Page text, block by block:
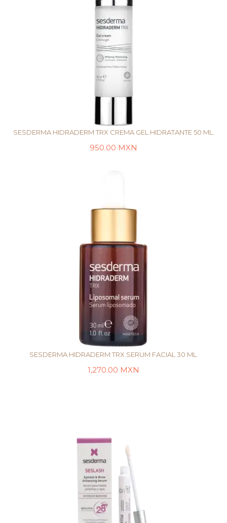
SESDERMA HIDRADERM TRX CREMA GEL HIDRATANTE 50 ML.
950.00 MXN
SESDERMA HIDRADERM TRX SERUM FACIAL 30 ML.
1,270.00 MXN